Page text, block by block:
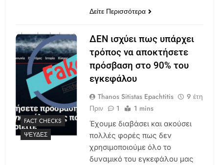
Δείτε Περισσότερα
FACT CHECKS
ΨΕΥΔΈΣ
ΔΕΝ ισχύει πως υπάρχει
τρόπος να αποκτήσετε
πρόσβαση στο 90% του
εγκεφάλου
Thanos Sitistas Epachtitis
9 έτη
Πριν
1 1 mins
Έχουμε διαβάσει και ακούσει
πολλές φορές πως δεν
χρησιμοποιούμε όλο το
δυναμικό του εγκεφάλου μας